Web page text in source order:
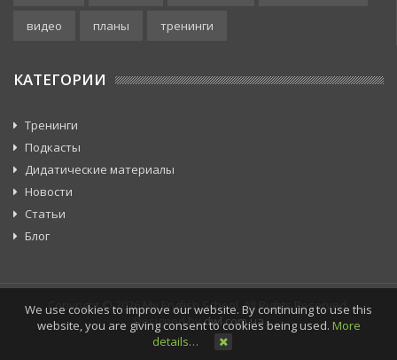
видео планы тренинги
КАТЕГОРИИ
Тренинги
Подкасты
Дидатические материалы
Новости
Статьи
Блог
Copyright © 2026 My English School. All Rights Reserved.
Designed bydwl.com.ua
We use cookies to improve our website. By continuing to use this
website, you are giving consent to cookies being used. More
details…